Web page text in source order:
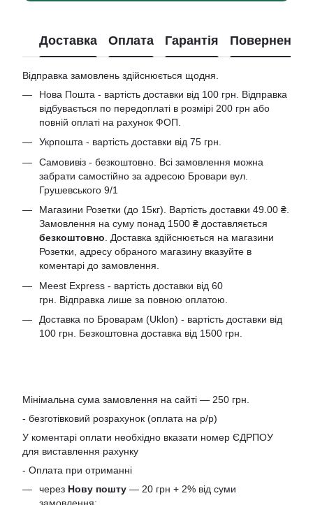
Доставка Оплата Гарантія Повернення
Відправка замовлень здійснюється щодня.
Нова Пошта - вартість доставки від 100 грн. Відправка
відбувається по передоплаті в розмірі 200 грн або
повній оплаті на рахунок ФОП.
Укрпошта - вартість доставки від 75 грн.
Самовивіз - безкоштовно. Всі замовлення можна
забрати самостійно за адресою Бровари вул.
Грушевського 9/1
Магазини Розетки (до 15кг). Вартість доставки 49.00 ₴.
Замовлення на суму понад 1500 ₴ доставляється
безкоштовно . Доставка здійснюється на магазини
Розетки, адресу обраного магазину вказуйте в
коментарі до замовлення.
Meest Express - вартість доставки від 60
грн. Відправка лише за повною оплатою.
Доставка по Броварам (Uklon) - вартість доставки від
100 грн. Безкоштовна доставка від 1500 грн.
Мінімальна сума замовлення на сайті — 250 грн.
- безготівковий розрахунок (оплата на р/р)
У коментарі оплати необхідно вказати номер ЄДРПОУ
для виставлення рахунку
- Оплата при отриманні
через Нову пошту — 20 грн + 2% від суми